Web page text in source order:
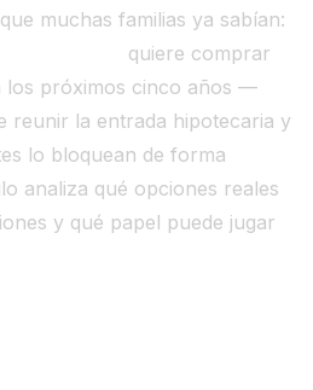
muchas familias ya sabían:
quiere comprar
los próximos cinco años —
reunir la entrada hipotecaria y
lo bloquean de forma
analiza qué opciones reales
y qué papel puede jugar